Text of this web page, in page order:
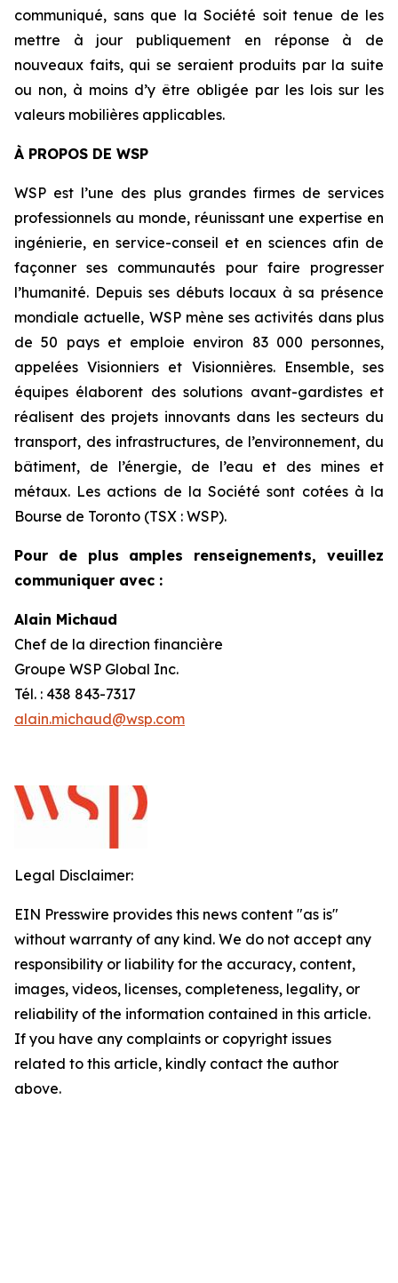
communiqué, sans que la Société soit tenue de les
mettre à jour publiquement en réponse à de
nouveaux faits, qui se seraient produits par la suite
ou non, à moins d’y être obligée par les lois sur les
valeurs mobilières applicables.
À PROPOS DE WSP
WSP est l’une des plus grandes firmes de services
professionnels au monde, réunissant une expertise en
ingénierie, en service-conseil et en sciences afin de
façonner ses communautés pour faire progresser
l’humanité. Depuis ses débuts locaux à sa présence
mondiale actuelle, WSP mène ses activités dans plus
de 50 pays et emploie environ 83 000 personnes,
appelées Visionniers et Visionnières. Ensemble, ses
équipes élaborent des solutions avant-gardistes et
réalisent des projets innovants dans les secteurs du
transport, des infrastructures, de l’environnement, du
bâtiment, de l’énergie, de l’eau et des mines et
métaux. Les actions de la Société sont cotées à la
Bourse de Toronto (TSX : WSP).
Pour de plus amples renseignements, veuillez
communiquer avec :
Alain Michaud
Chef de la direction financière
Groupe WSP Global Inc.
Tél. : 438 843-7317
alain.michaud@wsp.com
Legal Disclaimer:
EIN Presswire provides this news content "as is"
without warranty of any kind. We do not accept any
responsibility or liability for the accuracy, content,
images, videos, licenses, completeness, legality, or
reliability of the information contained in this article.
If you have any complaints or copyright issues
related to this article, kindly contact the author
above.